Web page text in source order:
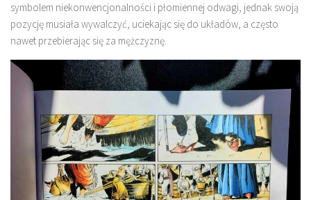
symbolem niekonwencjonalności i płomiennej odwagi, jednak swoją
pozycję musiała wywalczyć, uciekając się do układów, a często
nawet przebierając się za mężczyznę.